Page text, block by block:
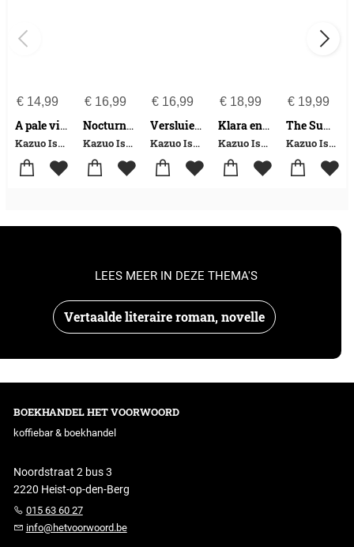
€14,99
A pale view of hills
Kazuo Ishiguro
€16,99
Nocturnes
Kazuo Ishiguro
€ 16,99
Versluierde heuvels
Kazuo Ishiguro
€ 18,99
Klara en de zon
Kazuo Ishiguro
€19,99
The Summer We Crossed Europe in the Rain
Kazuo Ishiguro
Vertaalde literaire roman, novelle
LEES MEER IN DEZE THEMA'S
BOEKHANDEL HET VOORWOORD
koffiebar & boekhandel
Noordstraat 2 bus 3
2220 Heist-op-den-Berg
015 63 60 27
info@hetvoorwoord.be